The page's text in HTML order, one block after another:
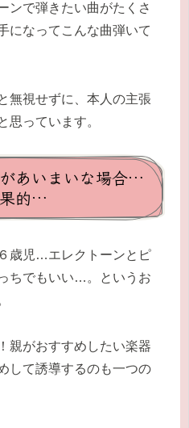
ンで弾きたい曲がたくさ
になってこんな曲弾いて
無視せずに、本人の主張
思っています。
あいまいな場合…
的…
歳児…エレクトーンとピ
ちでもいい…。というお
親がおすすめしたい楽器
して誘導するのも一つの